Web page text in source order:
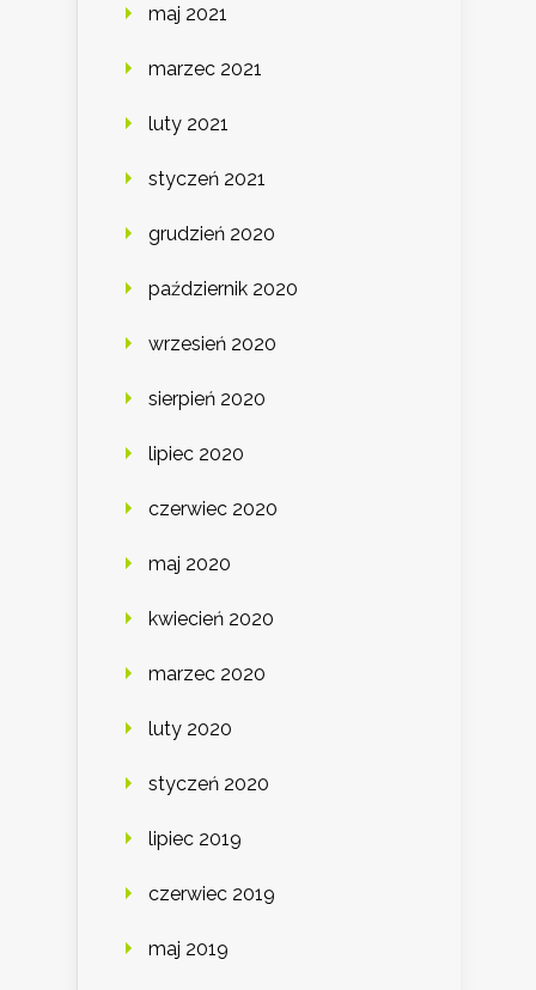
maj 2021
marzec 2021
luty 2021
styczeń 2021
grudzień 2020
październik 2020
wrzesień 2020
sierpień 2020
lipiec 2020
czerwiec 2020
maj 2020
kwiecień 2020
marzec 2020
luty 2020
styczeń 2020
lipiec 2019
czerwiec 2019
maj 2019